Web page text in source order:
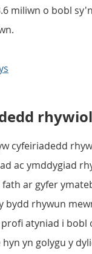
miliwn o bobl
rhywiol
cyfeiriadedd
ac ymddygiad
ar gyfer
bydd rhywun
atyniad i bobl
yn golygu y